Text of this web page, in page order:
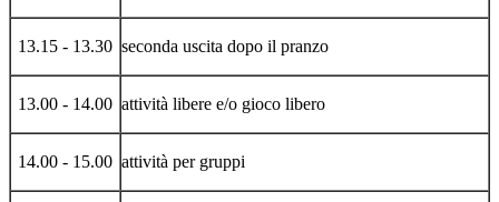
13.15 - 13.30 seconda uscita dopo il pranzo
13.00 - 14.00 attività libere e/o gioco libero
14.00 - 15.00 attività per gruppi